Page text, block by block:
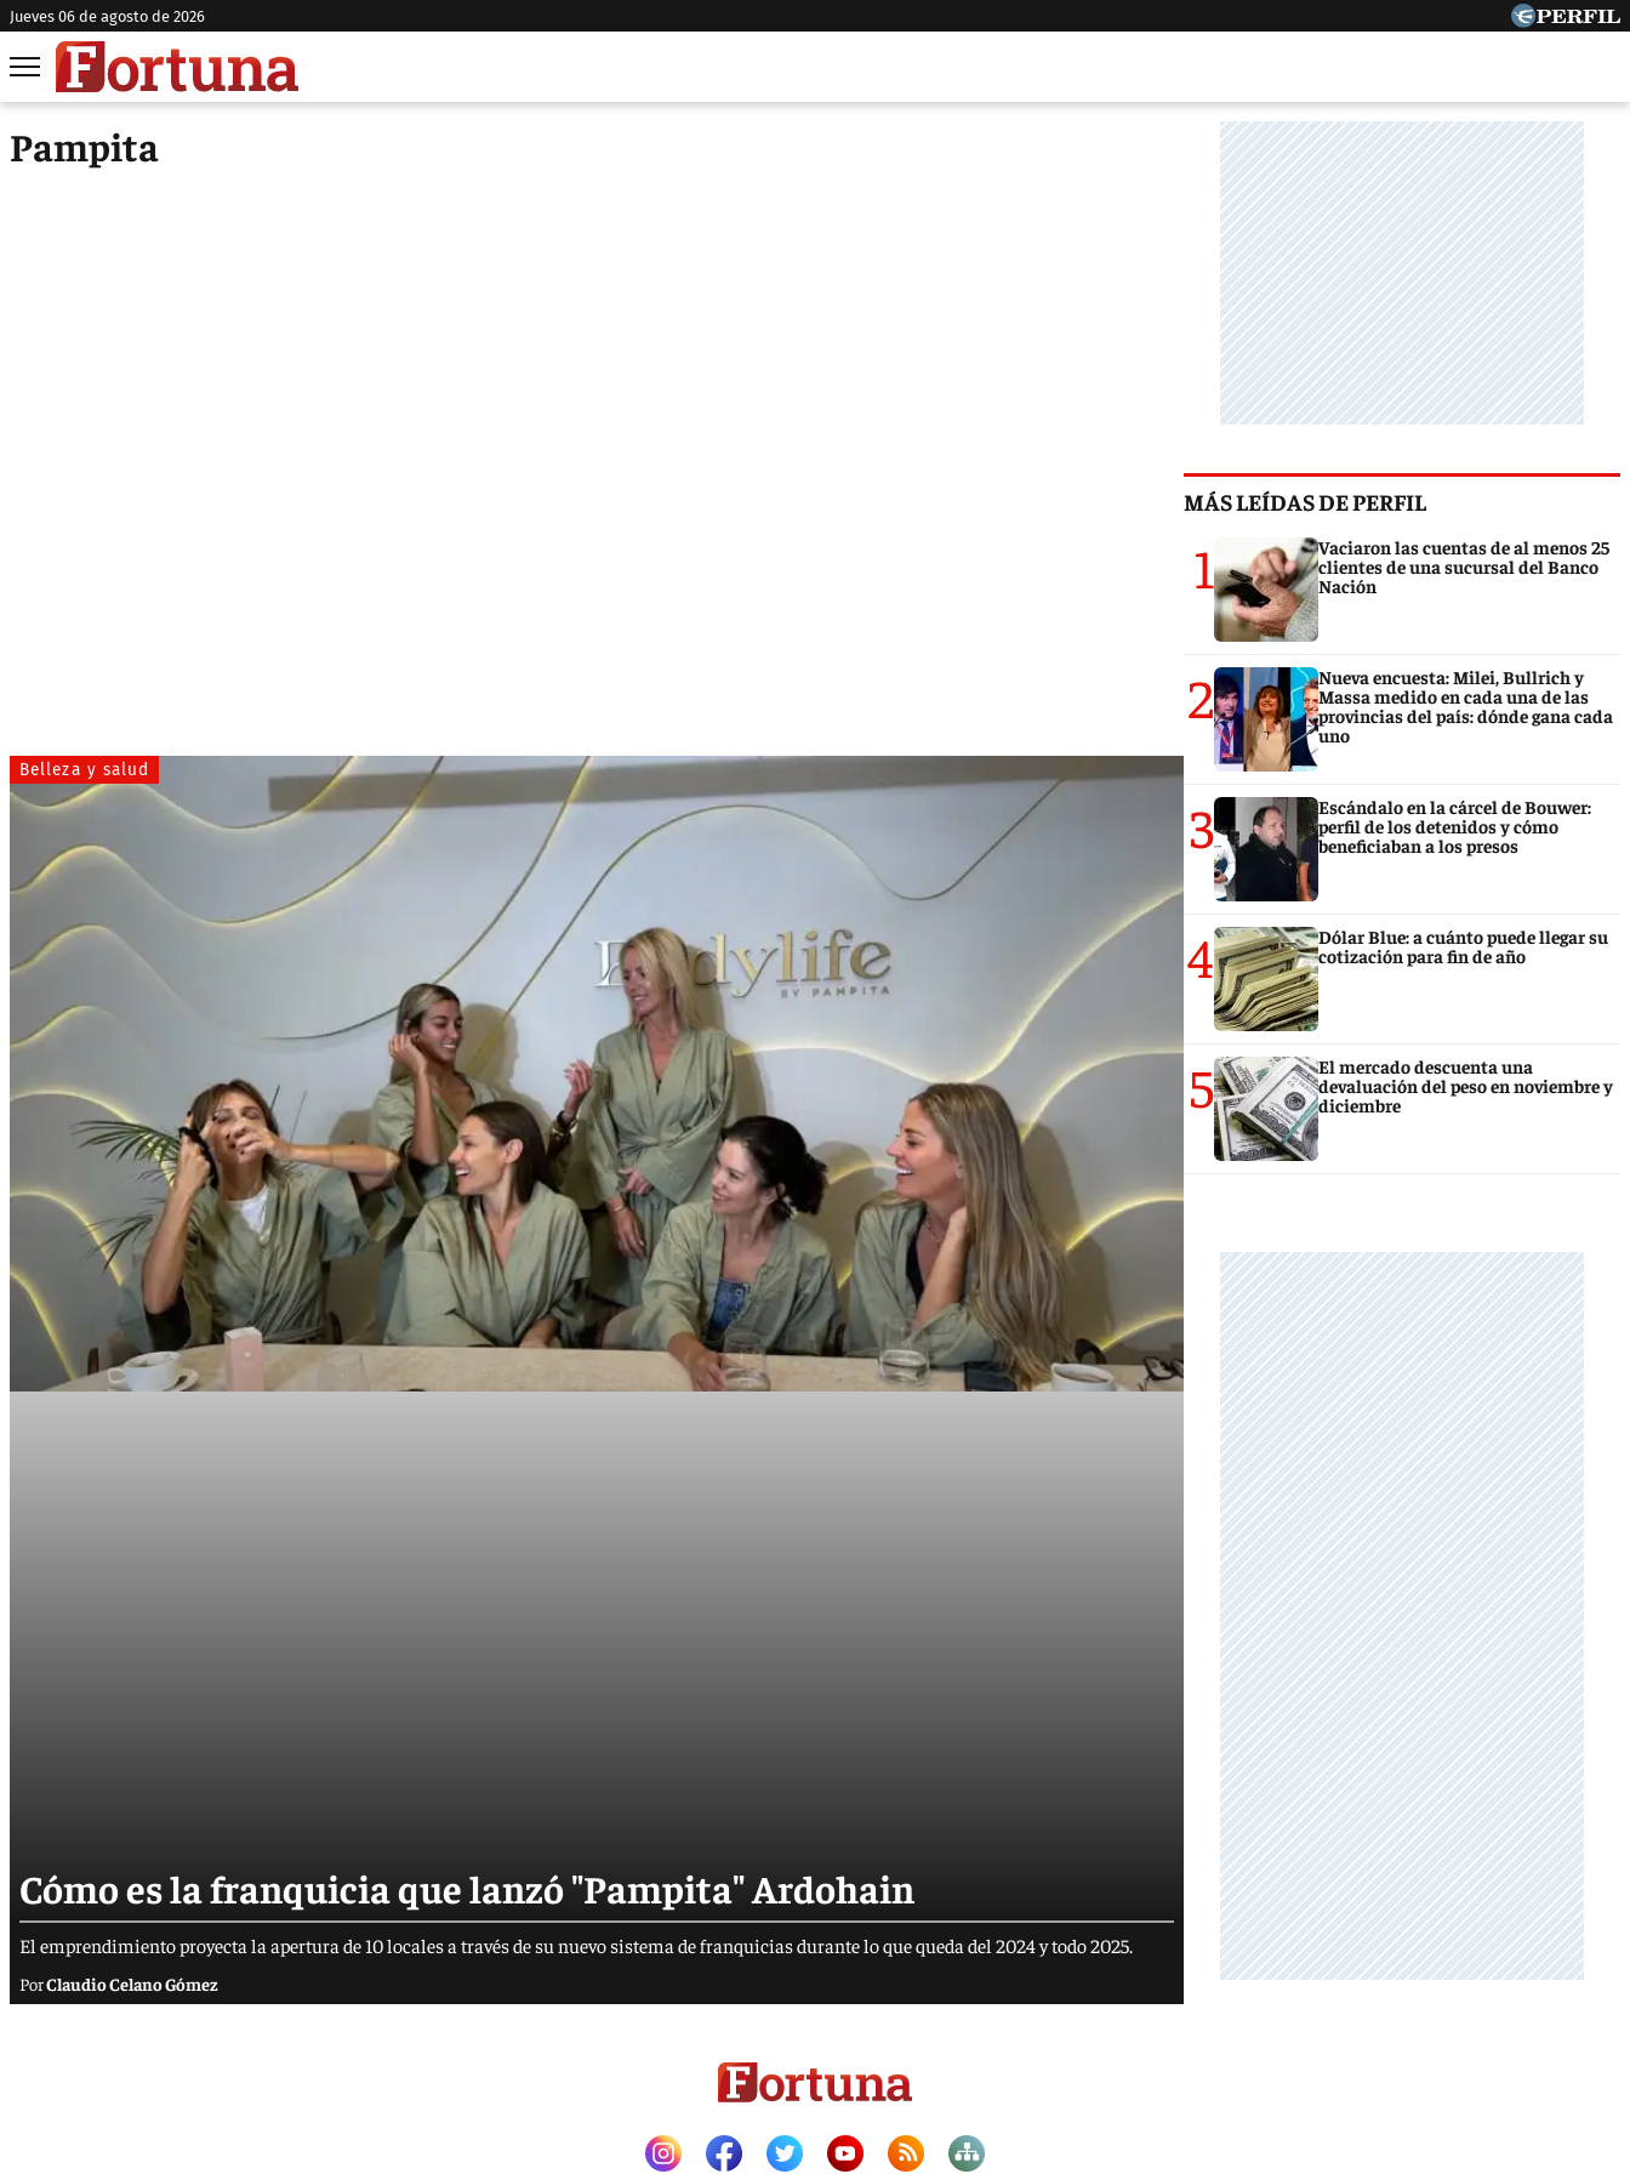
jueves 06 de agosto de 2026
Pampita
Belleza y salud
Cómo es la franquicia que lanzó "Pampita" Ardohain
El emprendimiento proyecta la apertura de 10 locales a través de su nuevo sistema de franquicias durante lo que queda del 2024 y todo 2025.
Claudio Celano Gómez
MÁS LEÍDAS DE PERFIL
1
Vaciaron las cuentas de al menos 25
clientes de una sucursal del Banco
Nación
2
Nueva encuesta: Milei, Bullrich y
Massa medido en cada una de las
provincias del país: dónde gana cada
uno
3
Escándalo en la cárcel de Bouwer:
perfil de los detenidos y cómo
beneficiaban a los presos
4
Dólar Blue: a cuánto puede llegar su
cotización para fin de año
5
El mercado descuenta una
devaluación del peso en noviembre y
diciembre